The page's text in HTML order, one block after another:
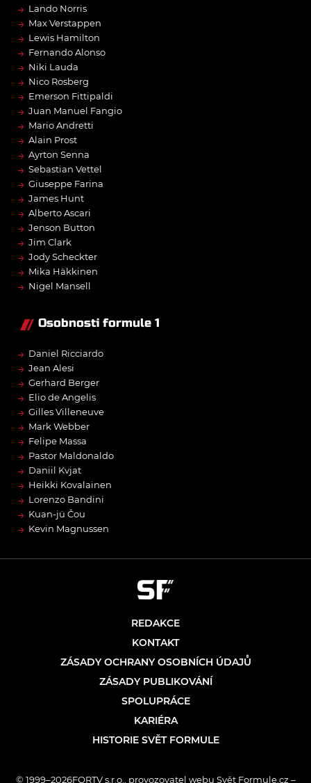
→ Lando Norris
→ Max Verstappen
→ Lewis Hamilton
→ Fernando Alonso
→ Niki Lauda
→ Nico Rosberg
→ Emerson Fittipaldi
→ Juan Manuel Fangio
→ Mario Andretti
→ Alain Prost
→ Ayrton Senna
→ Sebastian Vettel
→ Giuseppe Farina
→ James Hunt
→ Alberto Ascari
→ Jenson Button
→ Jim Clark
→ Jody Scheckter
→ Mika Häkkinen
→ Nigel Mansell
Osobnosti formule 1
→ Daniel Ricciardo
→ Jean Alesi
→ Gerhard Berger
→ Elio de Angelis
→ Gilles Villeneuve
→ Mark Webber
→ Felipe Massa
→ Pastor Maldonaldo
→ Daniil Kvjat
→ Heikki Kovalainen
→ Lorenzo Bandini
→ Kuan-jü Čou
→ Kevin Magnussen
REDAKCE
KONTAKT
ZÁSADY OCHRANY OSOBNÍCH ÚDAJŮ
ZÁSADY PUBLIKOVÁNÍ
SPOLUPRÁCE
KARIÉRA
HISTORIE SVĚT FORMULE
© 1999–2026FORTV s.r.o., provozovatel webu Svět Formule.cz –